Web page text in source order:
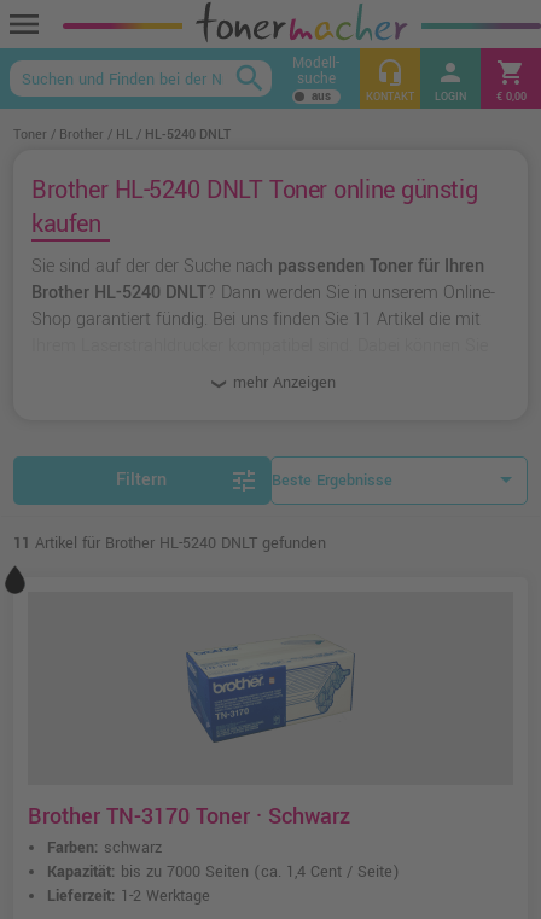
menu
keyboard_arrow_up
search Modell-
suche headset_mic
KONTAKT
person
LOGIN
shopping_cart
€ 0,00
Toner Brother HL HL-5240 DNLT
Brother HL-5240 DNLT Toner online günstig
kaufen
Sie sind auf der der Suche nach passenden Toner für Ihren
Brother HL-5240 DNLT? Dann werden Sie in unserem Online-
Shop garantiert fündig. Bei uns finden Sie 11 Artikel die mit
originalen Toner von Brother wählen oder zu
mehr Anzeigen
Filtern tune
11 Artikel für Brother HL-5240 DNLT gefunden
Brother TN-3170 Toner · Schwarz
Farben: schwarz
Kapazität: bis zu 7000 Seiten (ca. 1,4 Cent / Seite)
Lieferzeit: 1-2 Werktage